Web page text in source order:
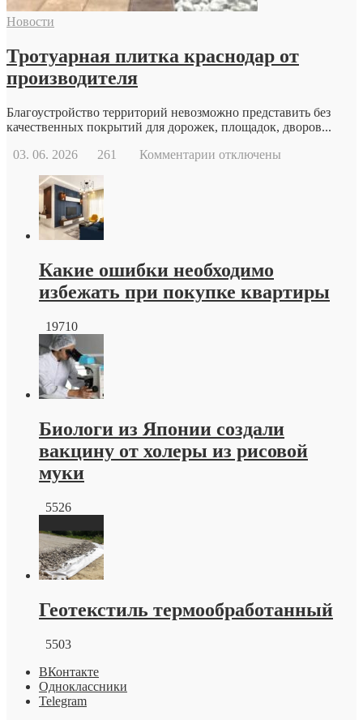
современной
Новости
Тротуарная плитка краснодар от
производителя
Благоустройство территорий невозможно представить без
качественных покрытий для дорожек, площадок, дворов...
03. 06. 2026
261 Комментарии котключены
Какие ошибки необходимо
избежать при покупке квартиры
19710
Биологи из Японии создали
вакцину от холеры из рисовой
муки
5526
Геотекстиль термообработанный
5503
ВКонтакте
Одноклассники
Telegram